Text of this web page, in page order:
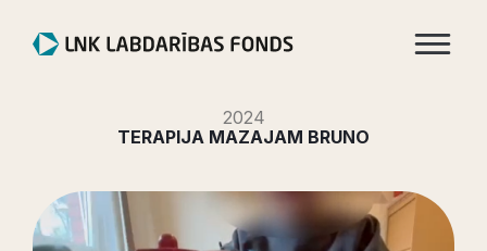
2024
TERAPIJA MAZAJAM BRUNO